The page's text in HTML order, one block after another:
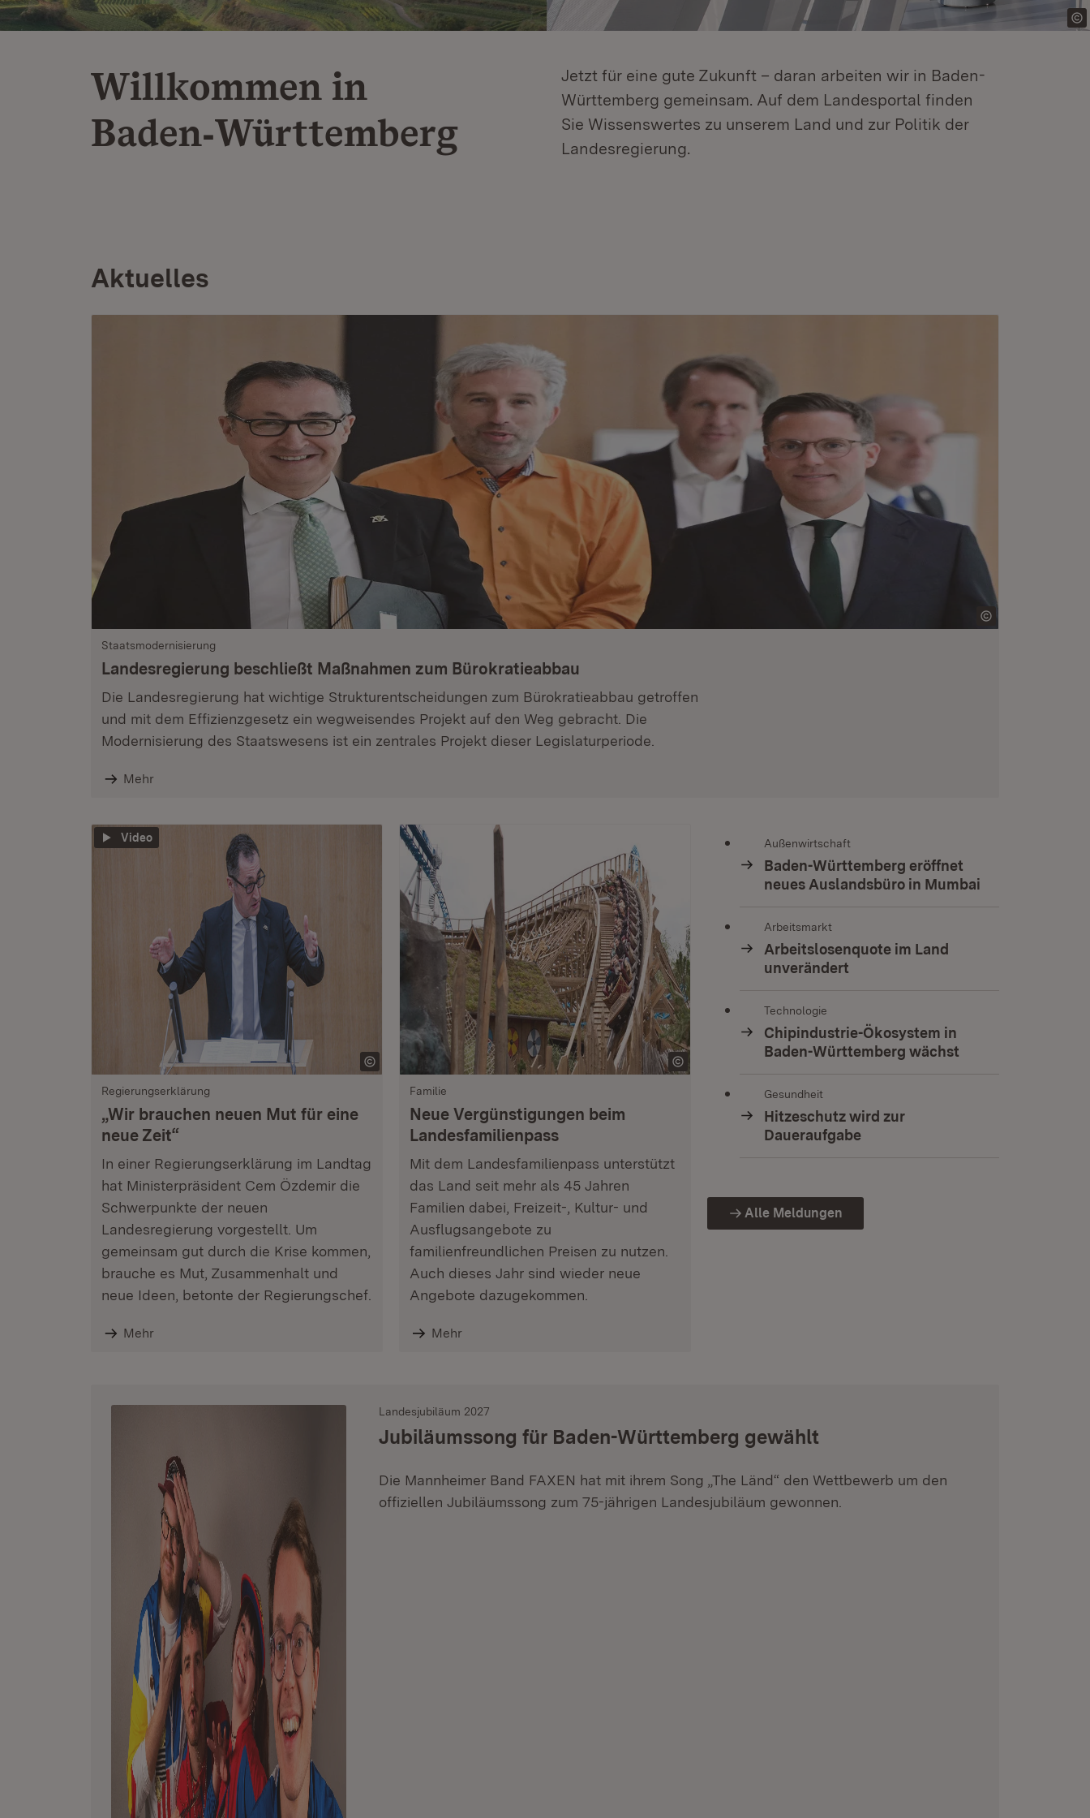
Willkommen in
Baden‑Württemberg
Jetzt für eine gute Zukunft – daran arbeiten wir in Baden-
Württemberg gemeinsam. Auf dem Landesportal finden
Sie Wissenswertes zu unserem Land und zur Politik der
Landesregierung.
Aktuelles
Staatsmodernisierung
Landesregierung beschließt Maßnahmen zum Bürokratieabbau
Die Landesregierung hat wichtige Strukturentscheidungen zum Bürokratieabbau getroffen
und mit dem Effizienzgesetz ein wegweisendes Projekt auf den Weg gebracht. Die
Modernisierung des Staatswesens ist ein zentrales Projekt dieser Legislaturperiode.
Mehr
Video
Regierungserklärung
„Wir brauchen neuen Mut für eine
neue Zeit“
In einer Regierungserklärung im Landtag
hat Ministerpräsident Cem Özdemir die
Schwerpunkte der neuen
Landesregierung vorgestellt. Um
gemeinsam gut durch die Krise kommen,
brauche es Mut, Zusammenhalt und
neue Ideen, betonte der Regierungschef.
Mehr
Familie
Neue Vergünstigungen beim
Landesfamilienpass
Mit dem Landesfamilienpass unterstützt
das Land seit mehr als 45 Jahren
Familien dabei, Freizeit-, Kultur- und
Ausflugsangebote zu
familienfreundlichen Preisen zu nutzen.
Auch dieses Jahr sind wieder neue
Angebote dazugekommen.
Mehr
Außenwirtschaft
Baden-Württemberg eröffnet
neues Auslandsbüro in Mumbai
Arbeitsmarkt
Arbeitslosenquote im Land
unverändert
Technologie
Chipindustrie-Ökosystem in
Baden-Württemberg wächst
Gesundheit
Hitzeschutz wird zur
Daueraufgabe
Alle Meldungen
Landesjubiläum 2027
Jubiläumssong für Baden-Württemberg gewählt
Die Mannheimer Band FAXEN hat mit ihrem Song „The Länd“ den Wettbewerb um den
offiziellen Jubiläumssong zum 75-jährigen Landesjubiläum gewonnen.